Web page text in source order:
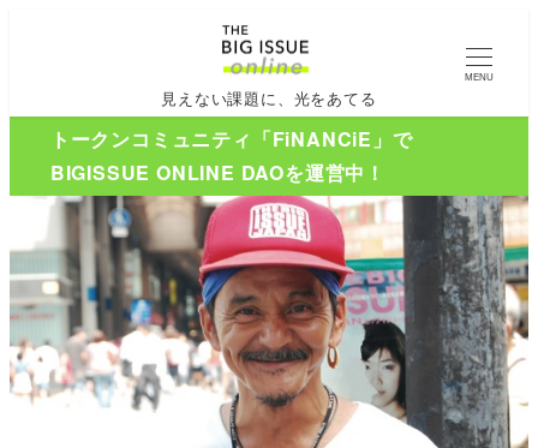
見えない課題に、光をあてる
MENU
トークンコミュニティ「FiNANCiE」で
BIGISSUE ONLINE DAOを運営中！